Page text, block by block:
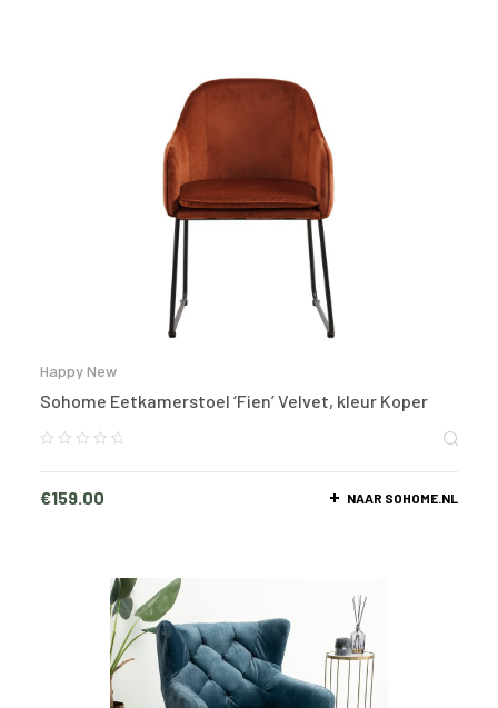
Happy New
Sohome Eetkamerstoel ‘Fien’ Velvet, kleur Koper
€159.00 NAAR SOHOME.NL